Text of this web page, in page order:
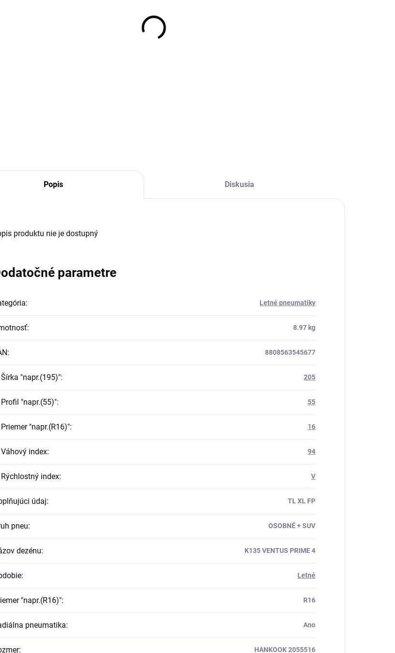
Popis Diskusia
produktu nie je dostupný
parametre
: Letné pneumatiky
: 8.97 kg
: 8808563545677
"napr.(195)": 205
"napr.(55)": 55
"napr.(R16)": 16
index: 94
Rýchlostný index: V
údaj: TL XL FP
pneu: OSOBNÉ + SUV
dezénu: K135 VENTUS PRIME 4
: Letné
"napr.(R16)": R16
pneumatika: Ano
: HANKOOK 2055516